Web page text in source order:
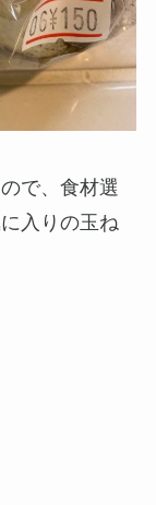
で、食材選
入りの玉ね